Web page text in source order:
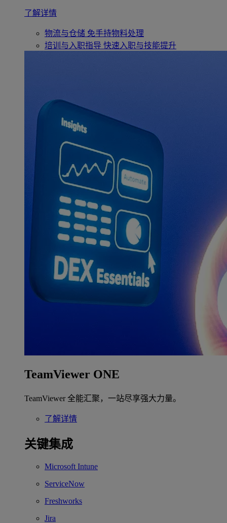
了解详情
物流与仓储 免手持物料处理
培训与入职指导 快速入职与技能提升
TeamViewer ONE
TeamViewer 全能汇聚，一站尽享强大力量。
了解详情
关键集成
Microsoft Intune
ServiceNow
Freshworks
Jira